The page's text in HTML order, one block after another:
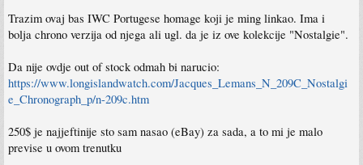
Trazim ovaj bas IWC Portugese homage koji je ming linkao. Ima i
bolja chrono verzija od njega ali ugl. da je iz ove kolekcije "Nostalgie".
Da nije ovdje out of stock odmah bi narucio:
https://www.longislandwatch.com/Jacques_Lemans_N_209C_Nostalgi
e_Chronograph_p/n-209c.htm
250$ je najjeftinije sto sam nasao (eBay) za sada, a to mi je malo
previse u ovom trenutku